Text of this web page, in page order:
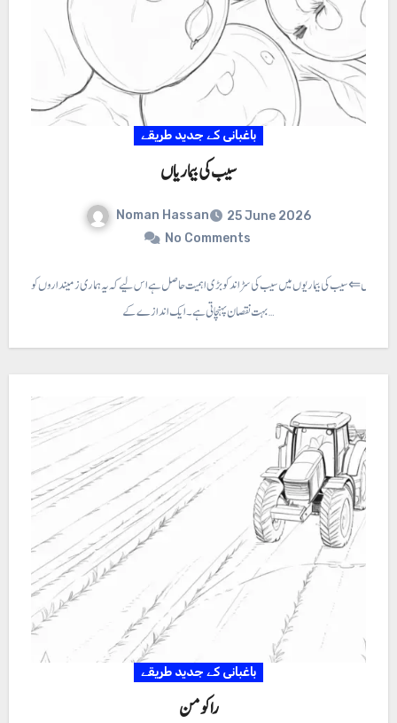
باغبانی کے جدید طریقے
سیب کی بیماریاں
Noman Hassan
25 June 2026
No Comments
بیماریاں ⇐ سیب کی بیماریوں میں سیب کی سڑاند کو بڑی اہمیت حاصل ہے اس لیے کہ یہ ہماری زمینداروں کو
بہت نقصان پہنچاتی ہے۔ ایک اندازے کے…
باغبانی کے جدید طریقے
را کومن